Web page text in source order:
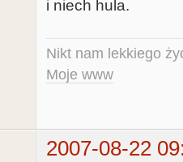
i niech hula.
Nikt nam lekkiego
Moje www
2007-08-22